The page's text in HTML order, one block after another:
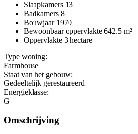
Slaapkamers 13
Badkamers 8
Bouwjaar 1970
Bewoonbaar oppervlakte 642.5 m²
Oppervlakte 3 hectare
Type woning:
Farmhouse
Staat van het gebouw:
Gedeeltelijk gerestaureerd
Energieklasse:
G
Omschrijving